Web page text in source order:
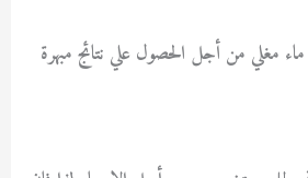
مغلي من أجل الحصول علي نتائج مبهرة